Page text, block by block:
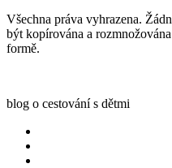
Všechna práva vyhrazena.
být kopírována a
formě.
blog o cestování s dětmi